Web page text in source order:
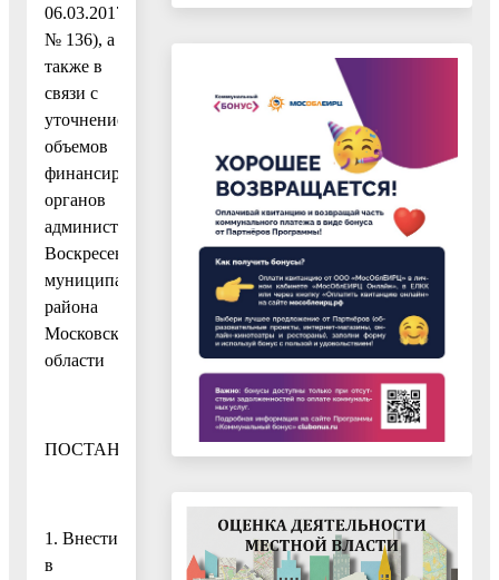
06.03.2017
№ 136), а
также в
связи с
уточнением
объемов
финансирования
органов
администрации
Воскресенского
муниципального
района
Московской
области
ПОСТАНОВЛЯЮ:
1. Внести
в